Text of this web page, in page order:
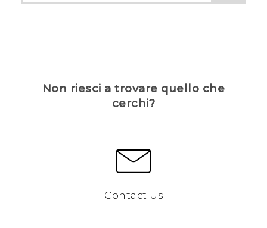
Non riesci a trovare quello che
cerchi?
Contact Us